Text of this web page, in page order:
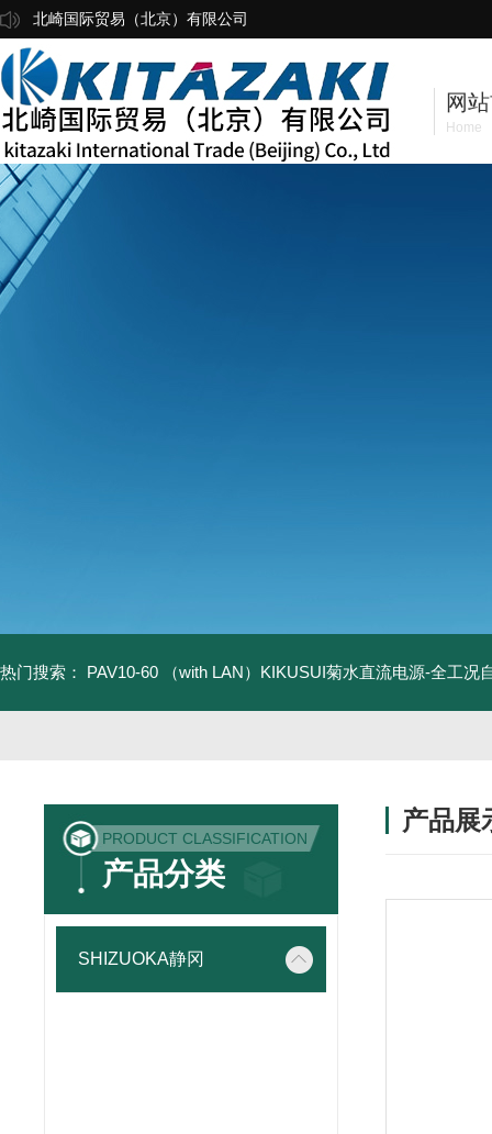
北崎国际贸易（北京）有限公司
网
Home
热门搜索： PAV10-60 （with LAN）KIKUSUI菊水直流电源-全工况
PRODUCT CLASSIFICATION
产品分类
SHIZUOKA静冈
产品展